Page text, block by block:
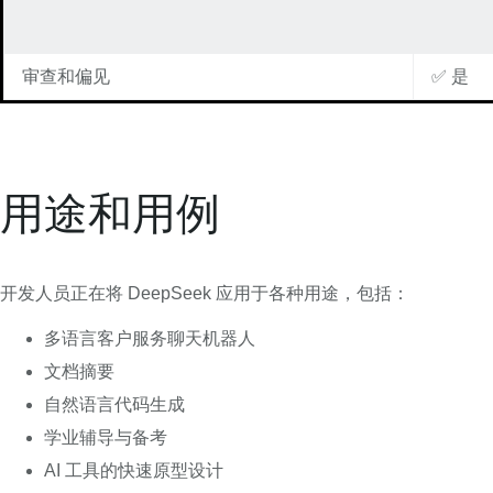
审查和偏见 ✅ 是
用途和用例
开发人员正在将 DeepSeek 应用于各种用途，包括：
多语言客户服务聊天机器人
文档摘要
自然语言代码生成
学业辅导与备考
AI 工具的快速原型设计